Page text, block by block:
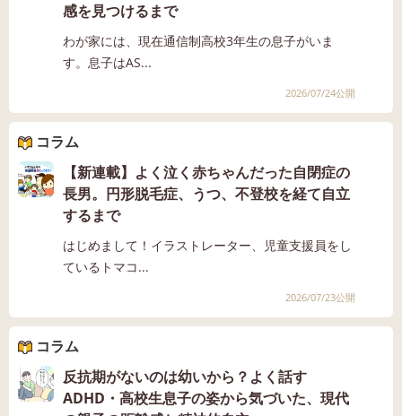
感を見つけるまで
わが家には、現在通信制高校3年生の息子がいま
す。息子はAS...
2026/07/24公開
コラム
【新連載】よく泣く赤ちゃんだった自閉症の
長男。円形脱毛症、うつ、不登校を経て自立
するまで
はじめまして！イラストレーター、児童支援員をし
ているトマコ...
2026/07/23公開
コラム
反抗期がないのは幼いから？よく話す
ADHD・高校生息子の姿から気づいた、現代